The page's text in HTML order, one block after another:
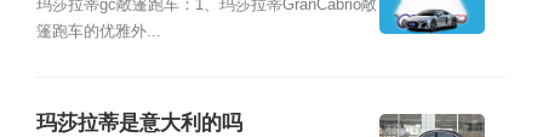
玛莎拉蒂gc敞篷跑车：1、玛莎拉蒂GranCabrio敞
篷跑车的优雅外...
玛莎拉蒂是意大利的吗